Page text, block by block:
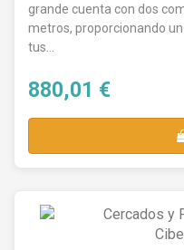
perfecta para crear
mascotas.
cercados,
siempre con la
y la
grande cuenta con dos
metros, proporcionando
tus...
880,01 €